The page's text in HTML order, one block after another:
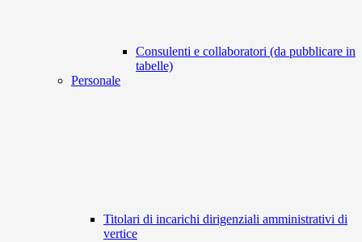
Consulenti e collaboratori (da pubblicare in
tabelle)
Personale
Titolari di incarichi dirigenziali amministrativi di
vertice